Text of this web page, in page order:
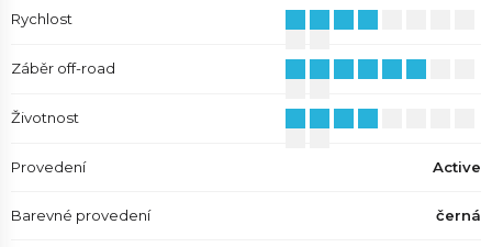
Rychlost
Záběr off-road
Životnost
Provedení Active
Barevné provedení černá